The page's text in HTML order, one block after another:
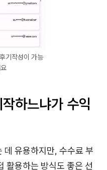
기작성이 가능
하느냐가 수익
데 유용하지만, 수수료 부
활용하는 방식도 좋은 선